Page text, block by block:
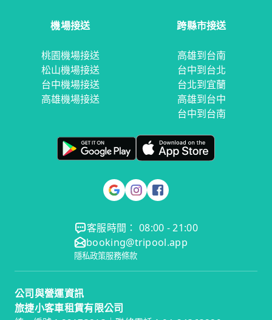
機場接送
桃園機場接送
松山機場接送
台中機場接送
高雄機場接送
跨縣市接送
高雄到台南
台中到台北
台北到宜蘭
高雄到台中
台中到台南
客服時間： 08:00 - 21:00
booking@tripool.app
隱私政策服務條款
公司與營運資訊
旅捷小客車租賃有限公司